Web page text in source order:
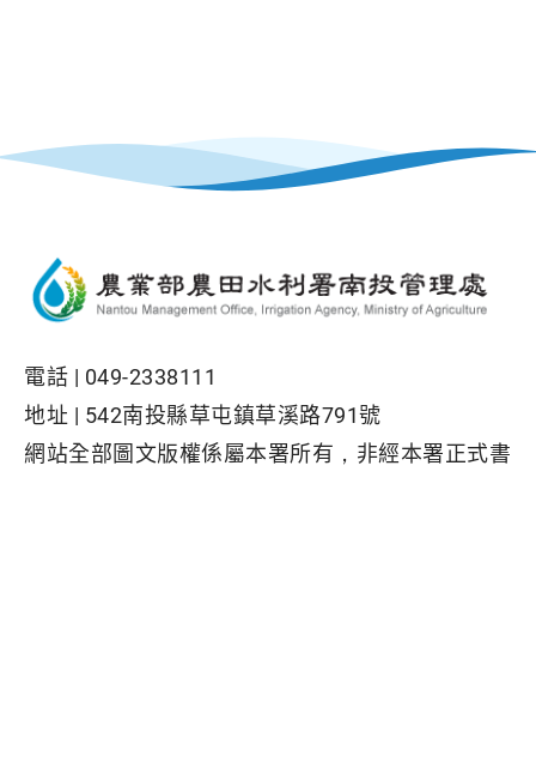
電話 | 049-2338111
地址 | 542南投縣草屯鎮草溪路791號
網站全部圖文版權係屬本署所有，非經本署正式書